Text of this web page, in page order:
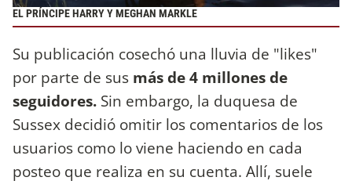
EL PRÍNCIPE HARRY Y MEGHAN MARKLE
Su publicación cosechó una lluvia de "likes"
por parte de sus más de 4 millones de
seguidores. Sin embargo, la duquesa de
Sussex decidió omitir los comentarios de los
usuarios como lo viene haciendo en cada
posteo que realiza en su cuenta. Allí, suele